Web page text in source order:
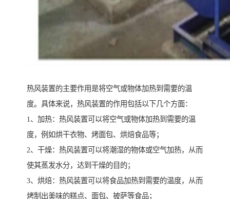
热风装置的主要作用是将空气或物体加热到需要的温
度。具体来说，热风装置的作用包括以下几个方面：
1、加热：热风装置可以将空气或物体加热到需要的温
度，例如烘干衣物、烤面包、烘焙食品等；
2、干燥：热风装置可以将潮湿的物体或空气加热，从而
使其蒸发水分，达到干燥的目的；
3、烘焙：热风装置可以将食品加热到需要的温度，从而
烤制出美味的糕点、面包、披萨等食品；